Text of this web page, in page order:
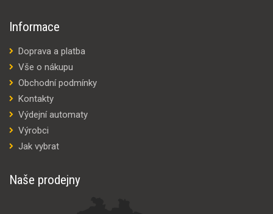
Informace
Doprava a platba
Vše o nákupu
Obchodní podmínky
Kontakty
Výdejní automaty
Výrobci
Jak vybrat
Naše prodejny